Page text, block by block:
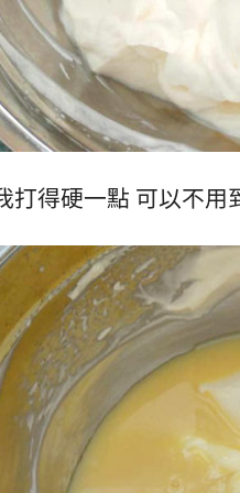
打得硬一點 可以不用